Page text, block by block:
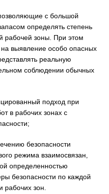
с большой
определять степень
рабочей зоны. При этом
выявление особо опасных
реальную
соблюдении обычных
подход при
в рабочих зонах с
безопасности
режима взаимосвязан,
определенностью
безопасности по каждой
рабочих зон.